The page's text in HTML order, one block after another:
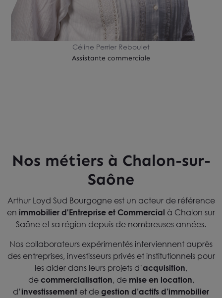
Céline Perrier Reboulet
Assistante commerciale
Nos métiers à Chalon-sur-
Saône
Arthur Loyd Sud Bourgogne est un acteur de référence
en immobilier d'Entreprise et Commercial à Chalon sur
Saône et sa région depuis de nombreuses années.
Nos collaborateurs expérimentés interviennent auprès
des entreprises, investisseurs privés et institutionnels pour
les aider dans leurs projets d’acquisition,
de commercialisation, de mise en location,
d’investissement et de gestion d’actifs d’immobilier